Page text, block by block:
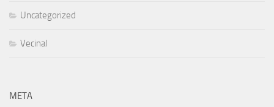
Uncategorized
Vecinal
META